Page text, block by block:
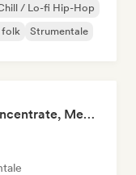
/ Lo-fi Hip-Hop
folk Strumentale
Chillscapes ~ Relax, Concentrate, Meditate, Sleep, Dream